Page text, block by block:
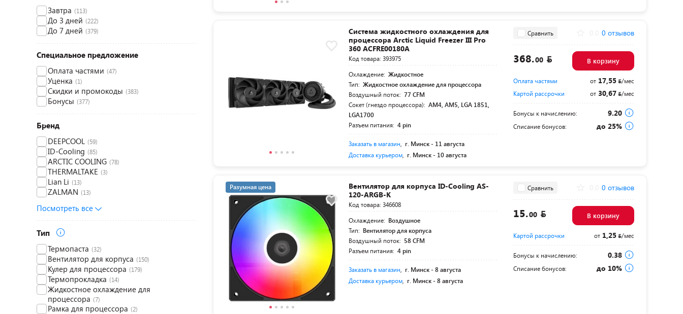
Завтра (113)
До 3 дней (222)
До 7 дней (379)
Специальное предложение
Оплата частями (47)
Уценка (1)
Скидки и промокоды (383)
Бонусы (377)
Бренд
DEEPCOOL (59)
ID-Cooling (85)
ARCTIC COOLING (78)
THERMALTAKE (3)
Lian Li (13)
ZALMAN (13)
Посмотреть все
Тип
Термопаста (32)
Вентилятор для корпуса (150)
Кулер для процессора (179)
Термопрокладка (14)
Жидкостное охлаждение для
процессора (7)
Рамка для процессора (2)
Система жидкостного охлаждения для
процессора Arctic Liquid Freezer III Pro
360 ACFRE00180A
Код товара: 393975
Охлаждение: Жидкостное
Тип: Жидкостное охлаждение для процессора
Воздушный поток: 77 CFM
Сокет (гнездо процессора): AM4, AM5, LGA 1851,
LGA1700
Разъем питания: 4 pin
Заказать в магазин г. Минск - 11 августа
Доставка курьером г. Минск - 10 августа
Сравнить 0 отзывов
368.00 В корзину
Оплата частями от17,55
/мес
Картой рассрочки
от30,67 /мес
Бонусы к начислению: 9.20
Списание бонусов: до 25%
Разумная цена
Вентилятор для корпуса ID-Cooling AS-
120-ARGB-K
Код товара: 346608
Охлаждение: Воздушное
Тип: Вентилятор для корпуса
Воздушный поток: 58 CFM
Разъем питания: 4 pin
Заказать в магазин г. Минск -8 августа
Доставка курьером г. Минск -8 августа
Сравнить 0 отзывов
15.00 В корзину
Картой рассрочки от1,25 /мес
Бонусы к начислению: 0.38
Списание бонусов: до 10%